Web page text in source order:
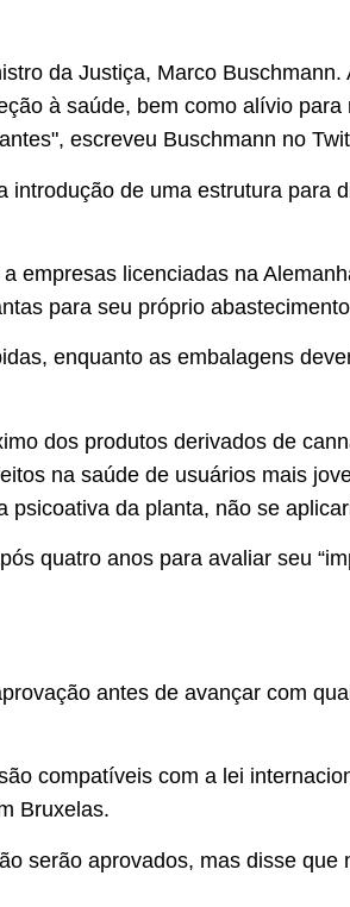
da Justiça, Marco Buschmann.
à saúde, bem como alívio para
escreveu Buschmann no
de uma estrutura para
empresas licenciadas na
para seu próprio
enquanto as embalagens
dos produtos derivados de
na saúde de usuários mais
psicoativa da planta, não se
quatro anos para avaliar seu
antes de avançar com
compatíveis com a lei
Bruxelas.
serão aprovados, mas disse que